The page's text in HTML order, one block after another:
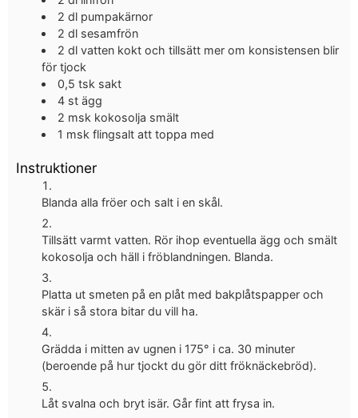
2 dl pumpakärnor
2 dl sesamfrön
2 dl vatten kokt och tillsätt mer om konsistensen blir
för tjock
0,5 tsk sakt
4 st ägg
2 msk kokosolja smält
1 msk flingsalt att toppa med
Instruktioner
Blanda alla fröer och salt i en skål.
Tillsätt varmt vatten. Rör ihop eventuella ägg och smält
kokosolja och häll i fröblandningen. Blanda.
Platta ut smeten på en plåt med bakplåtspapper och
skär i så stora bitar du vill ha.
Grädda i mitten av ugnen i 175° i ca. 30 minuter
(beroende på hur tjockt du gör ditt fröknäckebröd).
Låt svalna och bryt isär. Går fint att frysa in.